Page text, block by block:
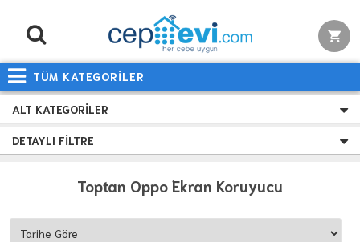
TÜM KATEGORİLER
ALT KATEGORILER
DETAYLI FILTRE
Toptan Oppo Ekran Koruyucu